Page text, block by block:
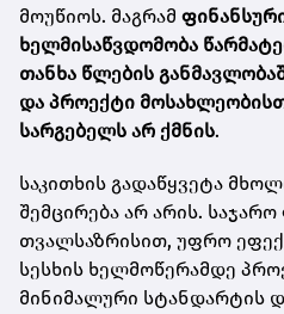
მოუწიოს. მაგრამ
ხელმისაწვდომობა
თანხა წლების
და პროექტი
სარგებელს არ ქმნის.
საკითხის გადაწყვეტა
შემცირება არ არის.
თვალსაზრისით, უფრო
სესხის ხელმოწერამდე
მინიმალური სტანდარტის